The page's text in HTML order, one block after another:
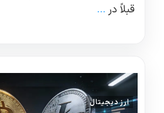
قبلاً در ...
ارز دیجیتال